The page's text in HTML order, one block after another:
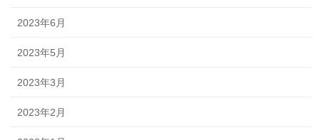
2023年6月
2023年5月
2023年3月
2023年2月